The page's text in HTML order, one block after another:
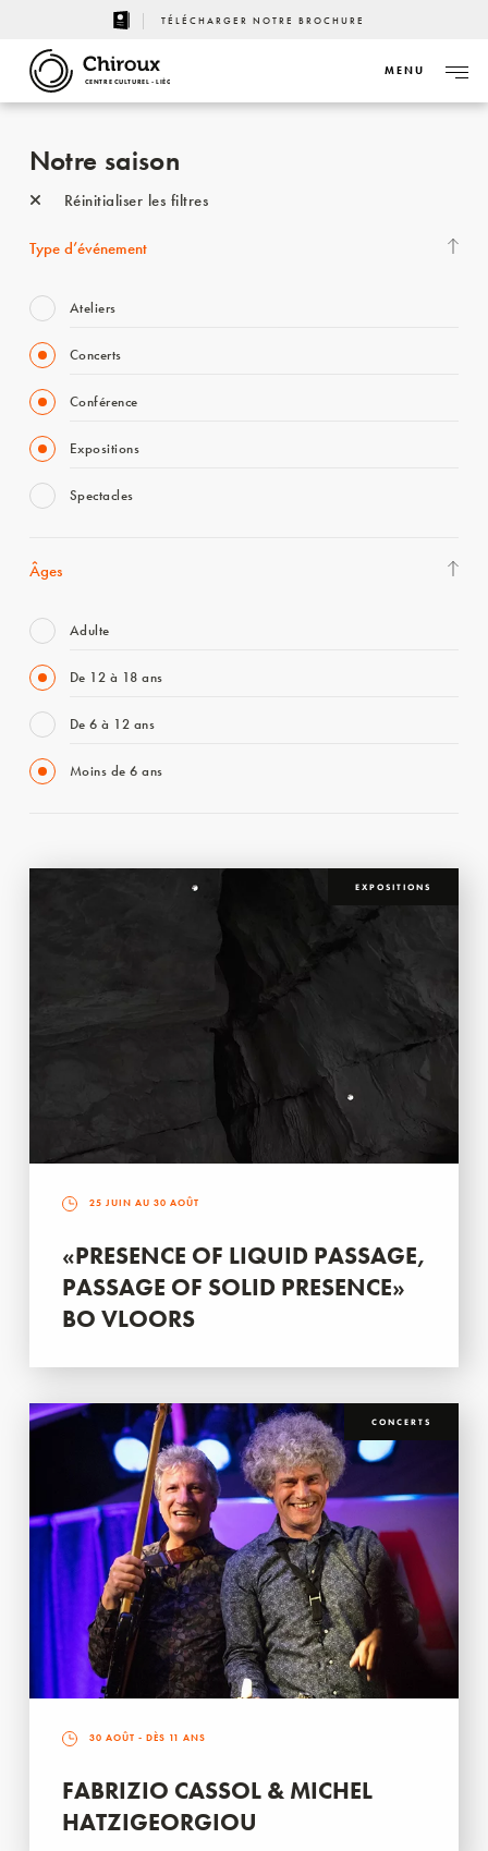
TÉLÉCHARGER NOTRE BROCHURE
CENTRE CULTUREL - LIÈGE
MENU
Notre saison
Réinitialiser les filtres
Type d’événement
Ateliers
Concerts
Conférence
Expositions
Spectacles
Âges
Adulte
De 12 à 18 ans
De 6 à 12 ans
Moins de 6 ans
EXPOSITIONS
25 JUIN AU 30 AOÛT
«PRESENCE OF LIQUID PASSAGE,
PASSAGE OF SOLID PRESENCE»
BO VLOORS
CONCERTS
30 AOÛT - DÈS 11 ANS
FABRIZIO CASSOL & MICHEL
HATZIGEORGIOU